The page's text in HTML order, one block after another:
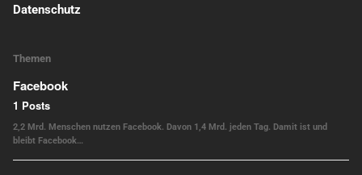
Datenschutz
Themen
Facebook
1 Posts
2,2 Mrd. Menschen nutzen Facebook. Davon 1,4 Mrd. jeden Tag. Damit ist und
bleibt Facebook…